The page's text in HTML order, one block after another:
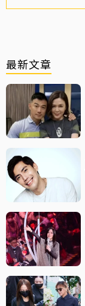
最新文章